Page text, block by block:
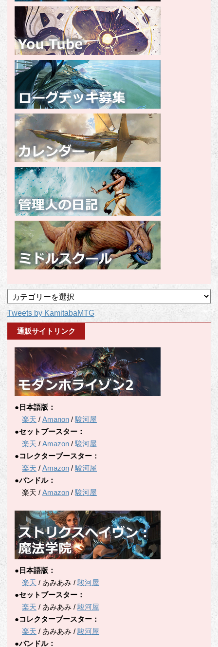
事
カ
テ
Tweets by KamitabaMTG
通販サイトリンク
●日本語版：
楽天 / Amanon /駿河屋
●セットブースター：
楽天 / Amazon /駿河屋
●コレクターブースター：
楽天 / Amazon /駿河屋
●バンドル：
楽天 / Amazon /駿河屋
●日本語版：
楽天 / あみあみ /駿河屋
●セットブースター：
楽天 / あみあみ /駿河屋
●コレクターブースター：
楽天 / あみあみ /駿河屋
●バンドル：